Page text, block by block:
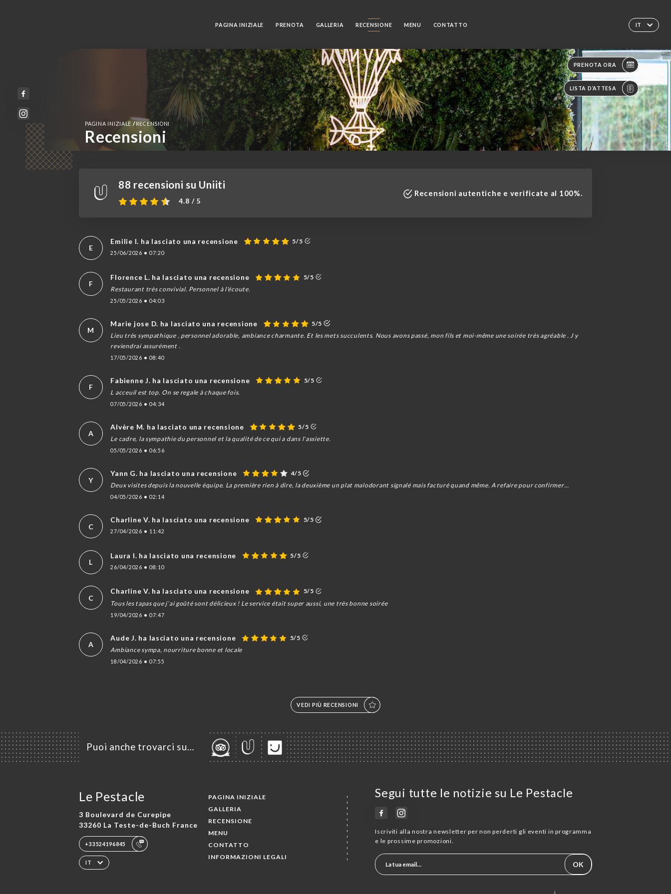
IT
PAGINA INIZIALE PRENOTA GALLERIA RECENSIONE MENU CONTATTO
PRENOTA ORA
LISTA D’ATTESA
PAGINA INIZIALE / RECENSIONI
Recensioni
88 recensioni su Uniiti
4.8 / 5
Recensioni autentiche e verificate al 100%.
E
Emilie I. ha lasciato una recensione 5/5
25/06/2026 • 07:20
F
Florence L. ha lasciato una recensione
5/5
Restaurant très convivial. Personnel à l'écoute.
25/05/2026 • 04:03
M
Marie jose D. ha lasciato una recensione
5/5
Lieu très sympathique , personnel adorable, ambiance charmante. Et les mets succulents. Nous avons passé, mon fils et moi-même une soirée très agréable . J y
reviendrai assurément .
17/05/2026 • 08:40
F
Fabienne J. ha lasciato una recensione
5/5
L acceuil est top. On se regale à chaque fois.
07/05/2026 • 04:34
A
Alvère M. ha lasciato una recensione
5/5
Le cadre, la sympathie du personnel et la qualité de ce qui a dans l'assiette.
05/05/2026 • 06:56
Y
Yann G. ha lasciato una recensione
4/5
Deux visites depuis la nouvelle équipe. La première rien à dire, la deuxième un plat malodorant signalé mais facturé quand même. A refaire pour confirmer…
04/05/2026 • 02:14
C
Charline V. ha lasciato una recensione 5/5
27/04/2026 • 11:42
L
Laura l. ha lasciato una recensione 5/5
26/04/2026 • 08:10
C
Charline V. ha lasciato una recensione
5/5
Tous les tapas que j’ai goûté sont délicieux ! Le service était super aussi, une très bonne soirée
19/04/2026 • 07:47
A
Aude J. ha lasciato una recensione
5/5
Ambiance sympa, nourriture bonne et locale
18/04/2026 • 07:55
VEDI PIÙ RECENSIONI
Puoi anche trovarci su…
Le Pestacle
3 Boulevard de Curepipe
33260 La Teste-de-Buch France
+33524196845
IT
PAGINA INIZIALE
GALLERIA
RECENSIONE
MENU
CONTATTO
INFORMAZIONI LEGALI
Segui tutte le notizie su Le Pestacle
Iscriviti alla nostra newsletter per non perderti gli eventi in programma
e le prossime promozioni.
OK